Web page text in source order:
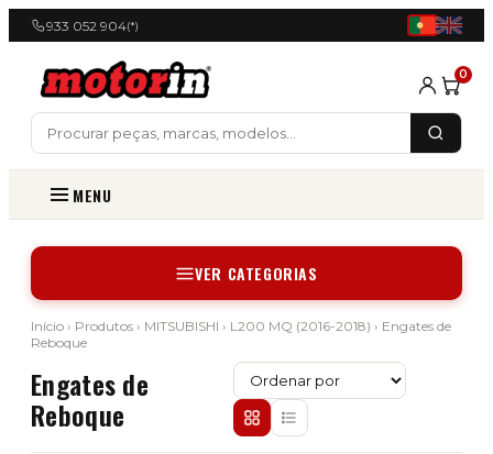
933 052 904(*)
0
MENU
VER CATEGORIAS
Início › Produtos › MITSUBISHI › L200 MQ (2016-2018) › Engates de
Reboque
Engates de
Reboque